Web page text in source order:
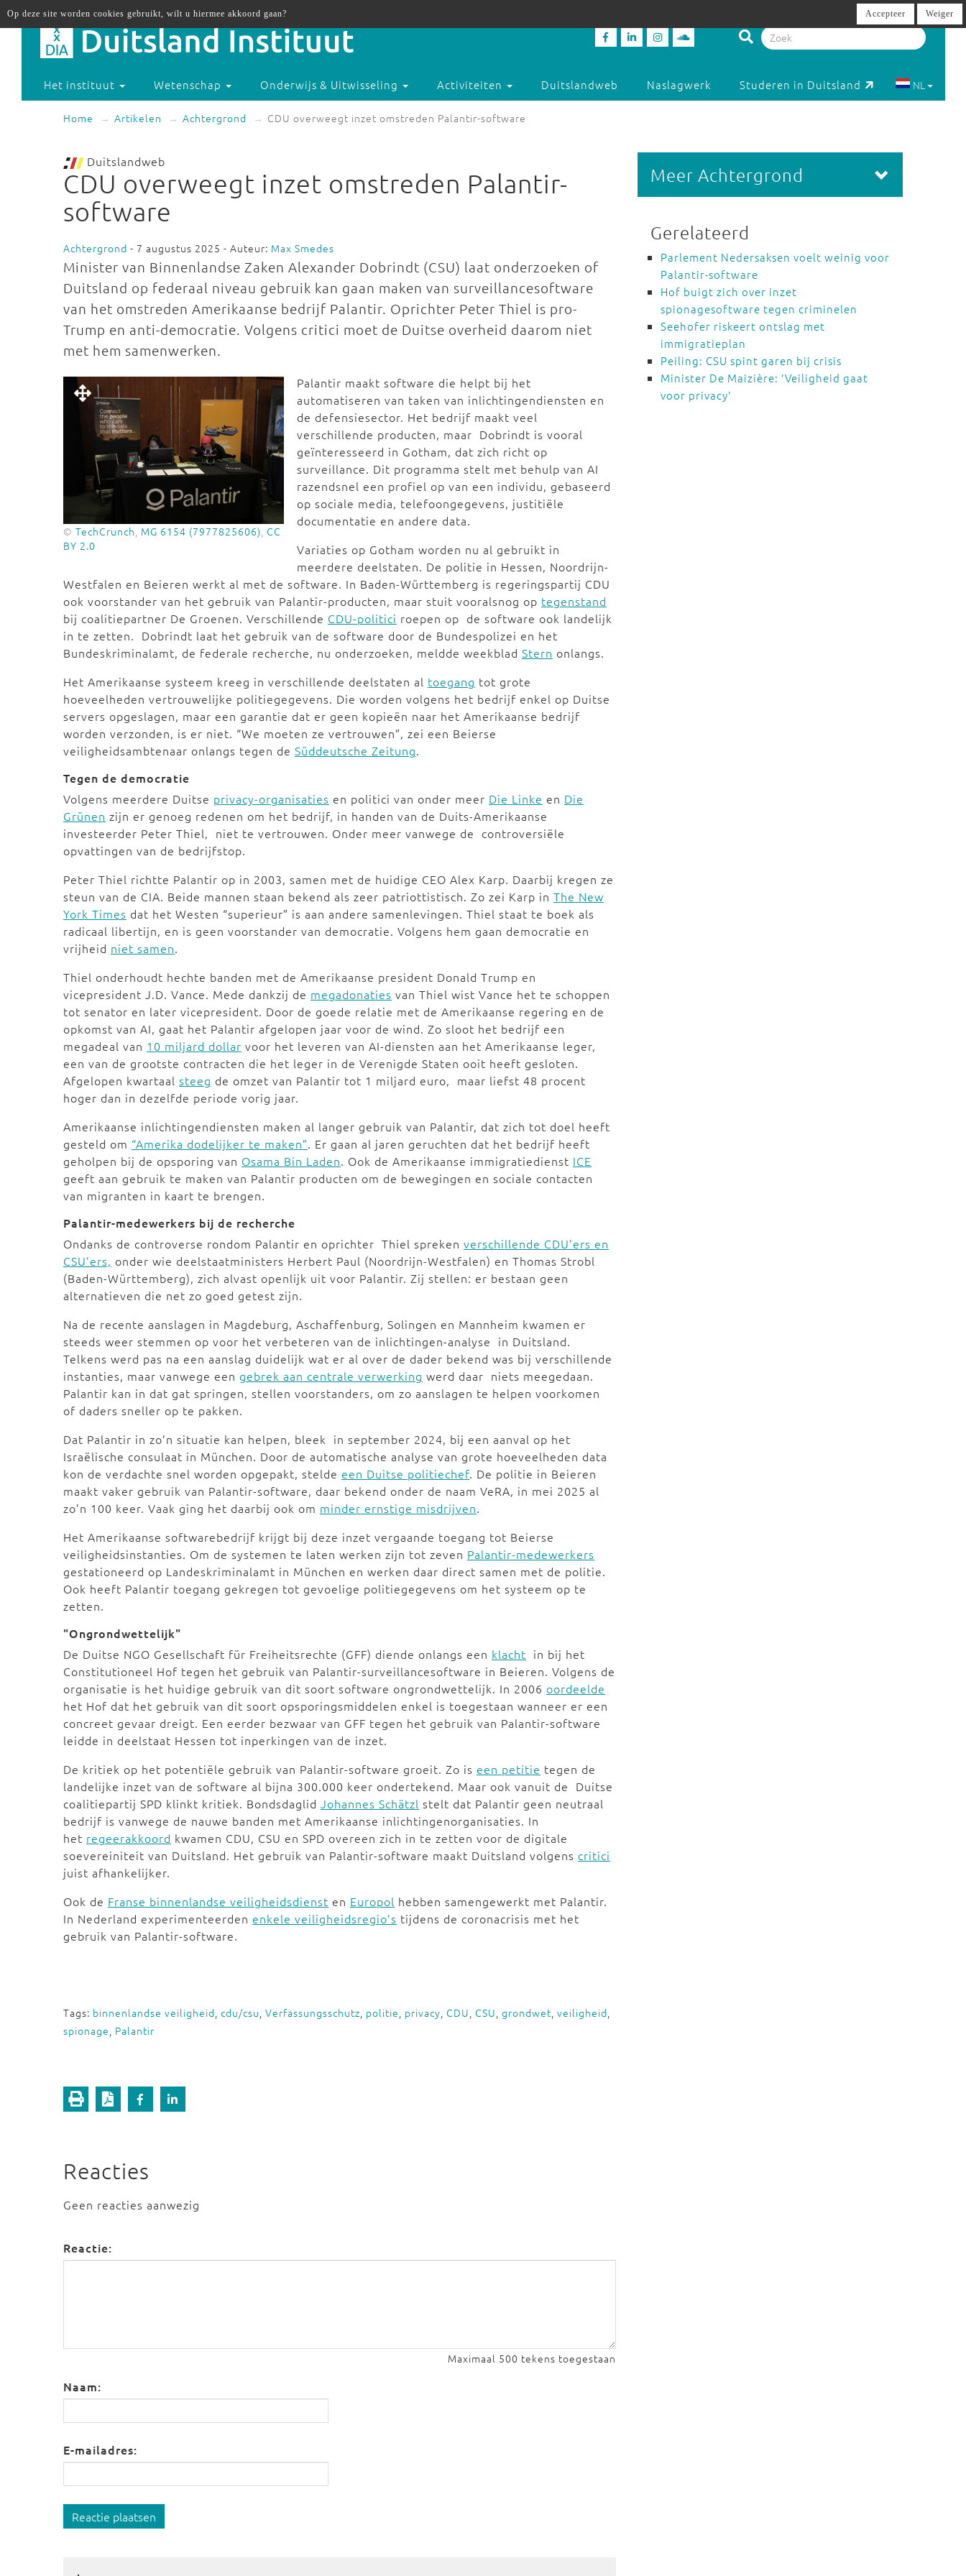
Het instituut Wetenschap Onderwijs & Uitwisseling Activiteiten Duitslandweb Naslagwerk Studeren in Duitsland NL
Home Artikelen Achtergrond CDU overweegt inzet omstreden Palantir-software
Duitslandweb
CDU overweegt inzet omstreden Palantir-
software
Achtergrond - 7 augustus 2025 - Auteur: Max Smedes
Minister van Binnenlandse Zaken Alexander Dobrindt (CSU) laat onderzoeken of
Duitsland op federaal niveau gebruik kan gaan maken van surveillancesoftware
van het omstreden Amerikaanse bedrijf Palantir. Oprichter Peter Thiel is pro-
Trump en anti-democratie. Volgens critici moet de Duitse overheid daarom niet
met hem samenwerken.
© TechCrunch MG 6154 (7977825606) CC
BY 2.0
Palantir maakt software die helpt bij het
automatiseren van taken van inlichtingendiensten en
de defensiesector. Het bedrijf maakt veel
verschillende producten, maar Dobrindt is vooral
geïnteresseerd in Gotham, dat zich richt op
surveillance. Dit programma stelt met behulp van AI
razendsnel een profiel op van een individu, gebaseerd
op sociale media, telefoongegevens, justitiële
documentatie en andere data.
Variaties op Gotham worden nu al gebruikt in
meerdere deelstaten. De politie in Hessen, Noordrijn-
Westfalen en Beieren werkt al met de software. In Baden-Württemberg is regeringspartij CDU
ook voorstander van het gebruik van Palantir-producten, maar stuit vooralsnog op tegenstand
bij coalitiepartner De Groenen. Verschillende CDU-politici roepen op de software ook landelijk
in te zetten. Dobrindt laat het gebruik van de software door de Bundespolizei en het
Bundeskriminalamt, de federale recherche, nu onderzoeken, meldde weekblad Stern onlangs.
Het Amerikaanse systeem kreeg in verschillende deelstaten al toegang tot grote
hoeveelheden vertrouwelijke politiegegevens. Die worden volgens het bedrijf enkel op Duitse
servers opgeslagen, maar een garantie dat er geen kopieën naar het Amerikaanse bedrijf
worden verzonden, is er niet. “We moeten ze vertrouwen”, zei een Beierse
veiligheidsambtenaar onlangs tegen de Süddeutsche Zeitung.
Tegen de democratie
Volgens meerdere Duitse privacy-organisaties en politici van onder meer Die Linke en Die
Grünen zijn er genoeg redenen om het bedrijf, in handen van de Duits-Amerikaanse
investeerder Peter Thiel, niet te vertrouwen. Onder meer vanwege de controversiële
opvattingen van de bedrijfstop.
Peter Thiel richtte Palantir op in 2003, samen met de huidige CEO Alex Karp. Daarbij kregen ze
steun van de CIA. Beide mannen staan bekend als zeer patriottistisch. Zo zei Karp in The New
York Times dat het Westen “superieur” is aan andere samenlevingen. Thiel staat te boek als
radicaal libertijn, en is geen voorstander van democratie. Volgens hem gaan democratie en
vrijheid niet samen.
Thiel onderhoudt hechte banden met de Amerikaanse president Donald Trump en
vicepresident J.D. Vance. Mede dankzij de megadonaties van Thiel wist Vance het te schoppen
tot senator en later vicepresident. Door de goede relatie met de Amerikaanse regering en de
opkomst van AI, gaat het Palantir afgelopen jaar voor de wind. Zo sloot het bedrijf een
megadeal van 10 miljard dollar voor het leveren van AI-diensten aan het Amerikaanse leger,
een van de grootste contracten die het leger in de Verenigde Staten ooit heeft gesloten.
Afgelopen kwartaal steeg de omzet van Palantir tot 1 miljard euro, maar liefst 48 procent
hoger dan in dezelfde periode vorig jaar.
Amerikaanse inlichtingendiensten maken al langer gebruik van Palantir, dat zich tot doel heeft
gesteld om “Amerika dodelijker te maken”. Er gaan al jaren geruchten dat het bedrijf heeft
geholpen bij de opsporing van Osama Bin Laden. Ook de Amerikaanse immigratiedienst ICE
geeft aan gebruik te maken van Palantir producten om de bewegingen en sociale contacten
van migranten in kaart te brengen.
Palantir-medewerkers bij de recherche
Ondanks de controverse rondom Palantir en oprichter Thiel spreken verschillende CDU’ers en
CSU’ers, onder wie deelstaatministers Herbert Paul (Noordrijn-Westfalen) en Thomas Strobl
(Baden-Württemberg), zich alvast openlijk uit voor Palantir. Zij stellen: er bestaan geen
alternatieven die net zo goed getest zijn.
Na de recente aanslagen in Magdeburg, Aschaffenburg, Solingen en Mannheim kwamen er
steeds weer stemmen op voor het verbeteren van de inlichtingen-analyse in Duitsland.
Telkens werd pas na een aanslag duidelijk wat er al over de dader bekend was bij verschillende
instanties, maar vanwege een gebrek aan centrale verwerking werd daar niets meegedaan.
Palantir kan in dat gat springen, stellen voorstanders, om zo aanslagen te helpen voorkomen
of daders sneller op te pakken.
Dat Palantir in zo’n situatie kan helpen, bleek in september 2024, bij een aanval op het
Israëlische consulaat in München. Door de automatische analyse van grote hoeveelheden data
kon de verdachte snel worden opgepakt, stelde een Duitse politiechef. De politie in Beieren
maakt vaker gebruik van Palantir-software, daar bekend onder de naam VeRA, in mei 2025 al
zo’n 100 keer. Vaak ging het daarbij ook om minder ernstige misdrijven.
Het Amerikaanse softwarebedrijf krijgt bij deze inzet vergaande toegang tot Beierse
veiligheidsinstanties. Om de systemen te laten werken zijn tot zeven Palantir-medewerkers
gestationeerd op Landeskriminalamt in München en werken daar direct samen met de politie.
Ook heeft Palantir toegang gekregen tot gevoelige politiegegevens om het systeem op te
zetten.
"Ongrondwettelijk"
De Duitse NGO Gesellschaft für Freiheitsrechte (GFF) diende onlangs een klacht in bij het
Constitutioneel Hof tegen het gebruik van Palantir-surveillancesoftware in Beieren. Volgens de
organisatie is het huidige gebruik van dit soort software ongrondwettelijk. In 2006 oordeelde
het Hof dat het gebruik van dit soort opsporingsmiddelen enkel is toegestaan wanneer er een
concreet gevaar dreigt. Een eerder bezwaar van GFF tegen het gebruik van Palantir-software
leidde in deelstaat Hessen tot inperkingen van de inzet.
De kritiek op het potentiële gebruik van Palantir-software groeit. Zo is een petitie tegen de
landelijke inzet van de software al bijna 300.000 keer ondertekend. Maar ook vanuit de Duitse
coalitiepartij SPD klinkt kritiek. Bondsdaglid Johannes Schätzl stelt dat Palantir geen neutraal
bedrijf is vanwege de nauwe banden met Amerikaanse inlichtingenorganisaties. In
het regeerakkoord kwamen CDU, CSU en SPD overeen zich in te zetten voor de digitale
soevereiniteit van Duitsland. Het gebruik van Palantir-software maakt Duitsland volgens critici
juist afhankelijker.
Ook de Franse binnenlandse veiligheidsdienst en Europol hebben samengewerkt met Palantir.
In Nederland experimenteerden enkele veiligheidsregio’s tijdens de coronacrisis met het
gebruik van Palantir-software.
Tags: binnenlandse veiligheid, cdu/csu, Verfassungsschutz, politie, privacy, CDU, CSU, grondwet, veiligheid,
spionage, Palantir
Reacties
Geen reacties aanwezig
Reactie:
Maximaal 500 tekens toegestaan
Naam:
E-mailadres:
Reactie plaatsen
Meer Achtergrond
Gerelateerd
Parlement Nedersaksen voelt weinig voor
Palantir-software
Hof buigt zich over inzet
spionagesoftware tegen criminelen
Seehofer riskeert ontslag met
immigratieplan
Peiling: CSU spint garen bij crisis
Minister De Maizière: 'Veiligheid gaat
voor privacy'
Op deze site worden cookies gebruikt, wilt u hiermee akkoord gaan? Accepteer Weiger